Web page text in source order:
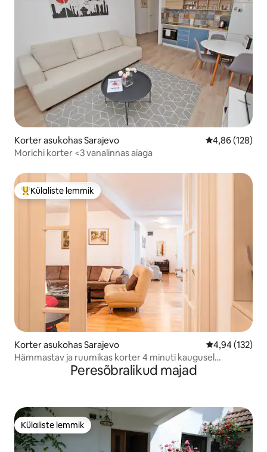
Korter asukohas Sarajevo Keskmine
4,86 (128)
Morichi korter <3 vanalinnas aiaga
Külaliste suur lemmik
Külaliste lemmik
Korter asukohas Sarajevo Keskmine
4,94 (132)
Hämmastav ja ruumikas korter 4 minuti kaugusel
Peresõbralikud majad
Külaliste lemmik
Külaliste lemmik